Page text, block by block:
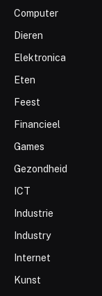
Computer
Dieren
Elektronica
Eten
Feest
Financieel
Games
Gezondheid
ICT
Industrie
Industry
Internet
Kunst